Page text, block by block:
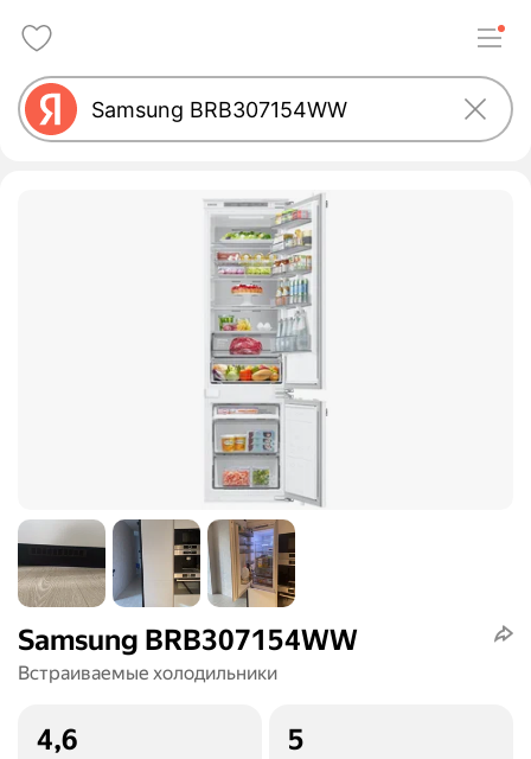
Samsung BRB307154WW
Встраиваемые холодильники
4,6 5